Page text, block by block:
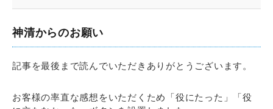
神清からのお願い
記事を最後まで読んでいただきありがとうございます。
お客様の率直な感想をいただくため「役にたった」「役